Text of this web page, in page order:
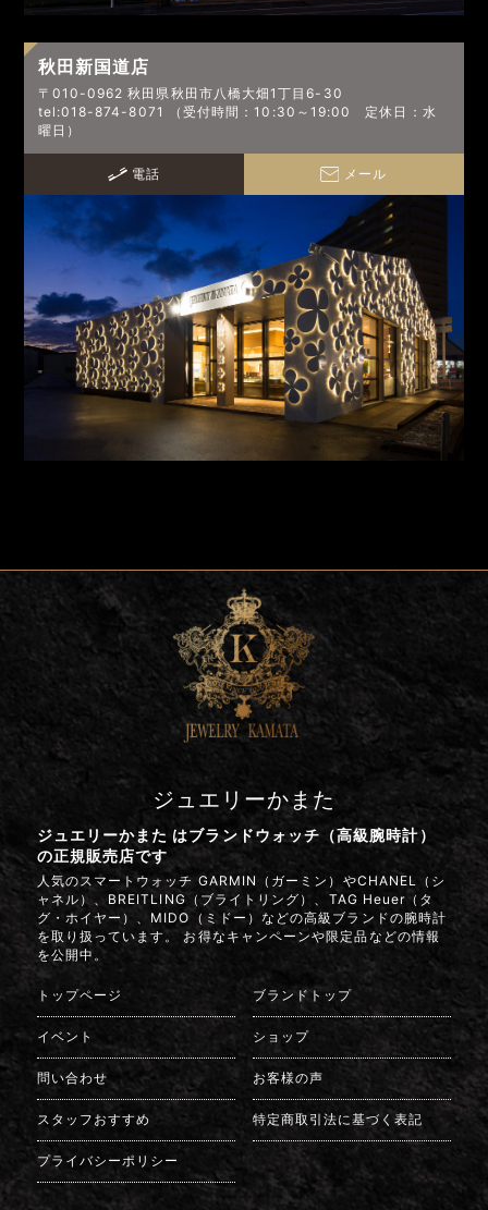
秋田新国道店
〒010-0962 秋田県秋田市八橋大畑1丁目6-30
tel:018-874-8071 （受付時間：10:30～19:00 定休日：水
曜日）
電話 メール
ジュエリーかまた
ジュエリーかまた はブランドウォッチ（高級腕時計）
の正規販売店です
人気のスマートウォッチ GARMIN（ガーミン）やCHANEL（シ
ャネル）、BREITLING（ブライトリング）、TAG Heuer（タ
グ・ホイヤー）、MIDO（ミドー）などの高級ブランドの腕時計
を取り扱っています。 お得なキャンペーンや限定品などの情報
を公開中。
トップページ ブランドトップ
イベント ショップ
問い合わせ お客様の声
スタッフおすすめ 特定商取引法に基づく表記
プライバシーポリシー